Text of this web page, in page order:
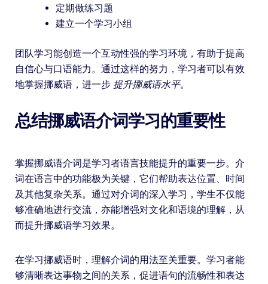
定期做练习题
建立一个学习小组
团队学习能创造一个互动性强的学习环境，有助于提高
自信心与口语能力。通过这样的努力，学习者可以有效
地掌握挪威语，进一步 提升挪威语水平。
总结挪威语介词学习的重要性
掌握挪威语介词是学习者语言技能提升的重要一步。介
词在语言中的功能极为关键，它们帮助表达位置、时间
及其他复杂关系。通过对介词的深入学习，学生不仅能
够准确地进行交流，亦能增强对文化和语境的理解，从
而提升挪威语学习效果。
在学习挪威语时，理解介词的用法至关重要。学习者能
够清晰表达事物之间的关系，促进语句的流畅性和表达